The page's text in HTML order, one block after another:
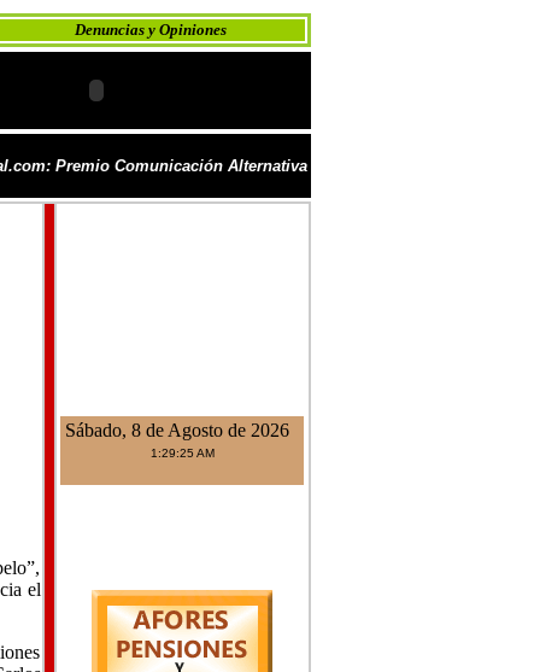
Denuncias y Opiniones
Premio Comunicación Alternativa
el
Sábado, 8 de Agosto de 2026
1:29:25 AM